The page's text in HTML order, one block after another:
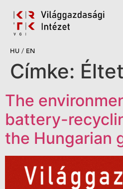
HU / EN
Címke:
The
battery-
the Hungarian